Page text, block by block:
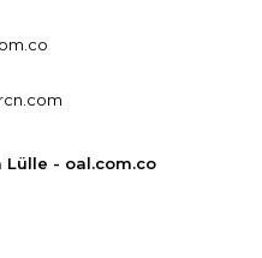
- oal.com.co